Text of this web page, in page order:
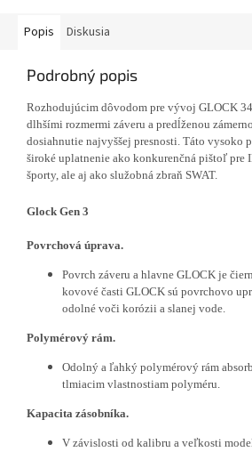
Popis Diskusia
Podrobný popis
Rozhodujúcim dôvodom pre vývoj GLOCK
dlhšími rozmermi záveru a predĺženou
dosiahnutie najvyššej presnosti. Táto vysoko
široké uplatnenie ako konkurenčná pištoľ pre
športy, ale aj ako služobná zbraň SWAT.
Glock Gen 3
Povrchová úprava.
Povrch záveru a hlavne GLOCK je
kovové časti GLOCK sú povrchovo
odolné voči korózii a slanej vode.
Polymérový rám.
Odolný a ľahký polymérový rám
tlmiacim vlastnostiam polyméru.
Kapacita zásobníka.
V závislosti od kalibru a veľkosti